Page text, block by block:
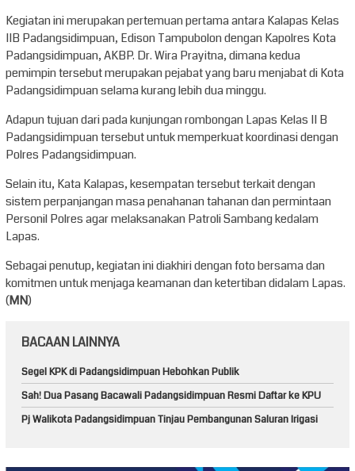
Kegiatan ini merupakan pertemuan pertama antara Kalapas Kelas
IIB Padangsidimpuan, Edison Tampubolon dengan Kapolres Kota
Padangsidimpuan, AKBP. Dr. Wira Prayitna, dimana kedua
pemimpin tersebut merupakan pejabat yang baru menjabat di Kota
Padangsidimpuan selama kurang lebih dua minggu.
Adapun tujuan dari pada kunjungan rombongan Lapas Kelas II B
Padangsidimpuan tersebut untuk memperkuat koordinasi dengan
Polres Padangsidimpuan.
Selain itu, Kata Kalapas, kesempatan tersebut terkait dengan
sistem perpanjangan masa penahanan tahanan dan permintaan
Personil Polres agar melaksanakan Patroli Sambang kedalam
Lapas.
Sebagai penutup, kegiatan ini diakhiri dengan foto bersama dan
komitmen untuk menjaga keamanan dan ketertiban didalam Lapas.
(MN)
BACAAN LAINNYA
Segel KPK di Padangsidimpuan Hebohkan Publik
Sah! Dua Pasang Bacawali Padangsidimpuan Resmi Daftar ke KPU
Pj Walikota Padangsidimpuan Tinjau Pembangunan Saluran Irigasi